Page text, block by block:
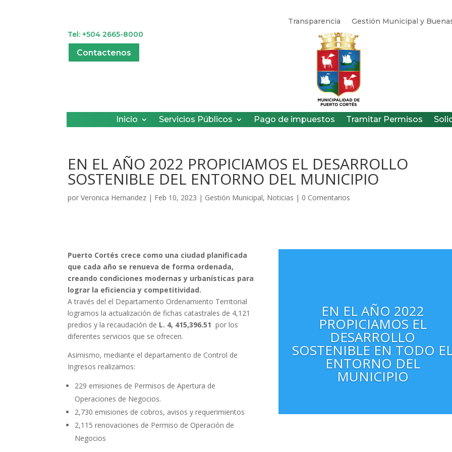
Transparencia
Gestión Municipal y
Tel: +504 2665-8000
Contactenos
Inicio Servicios Públicos Pago de impuestos Tramitar Permisos
EN EL AÑO 2022 PROPICIAMOS EL DESARROLLO
SOSTENIBLE DEL ENTORNO DEL MUNICIPIO
porVeronica Hernandez | Feb 10, 2023 | Gestión Municipal, Noticias | 0 Comentarios
Puerto Cortés crece como una ciudad planificada
que cada año se renueva de forma ordenada,
creando condiciones modernas y urbanísticas para
lograr la eficiencia y competitividad.
A través del el Departamento Ordenamiento Territorial
logramos la actualización de fichas catastrales de 4,121
predios y la recaudación de L. 4, 415,396.51 por los
diferentes servicios que se ofrecen.
Asimismo, mediante el departamento de Control de
Ingresos realizamos:
229 emisiones de Permisos de Apertura de
Operaciones de Negocios.
2,730 emisiones de cobros, avisos y requerimientos
2,115 renovaciones de Permiso de Operación de
Negocios
EN EL AÑO 2022
PROPICIAMOS EL
DESARROLLO
SOSTENIBLE EN TODO
ENTORNO DEL
MUNICIPIO